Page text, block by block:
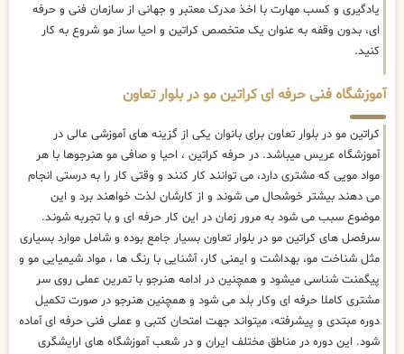
یادگیری و کسب مهارت با اخذ مدرک معتبر و جهانی از سازمان فنی و حرفه
ای، بدون وقفه به عنوان یک متخصص کراتین و احیا ساز مو شروع به کار
کنید.
آموزشگاه فنی حرفه ای کراتین مو در بلوار تعاون
کراتین مو در بلوار تعاون برای بانوان یکی از گزینه های آموزشی عالی در
آموزشگاه عریس میباشد. در حرفه کراتین ، احیا و صافی مو هنرجوها با هر
مواد مویی که مشتری دارد، می توانند کار کنند و وقتی کار را به درستی انجام
می دهند بیشتر خوشحال می شوند و از کارشان لذت خواهند برد و این
موضوع سبب می شود به مرور زمان در این کار حرفه ای و با تجربه شوند.
سرفصل های کراتین مو در بلوار تعاون بسیار جامع بوده و شامل موارد بسیاری
مثل شناخت مو، بهداشت و ایمنی کار، آشنایی با رنگ ها ، مواد شیمیایی مو و
پیگمنت شناسی میشود و همچنین در ادامه هنرجو با تمرین عملی روی سر
مشتری کاملا حرفه ای وکار بلد می شود و همچنین هنرجو در صورت تکمیل
دوره مبتدی و پیشرفته، میتواند جهت امتحان کتبی و عملی فنی حرفه ای آماده
شود. این دوره در مناطق مختلف ایران و در شعب آموزشگاه های ارایشگری